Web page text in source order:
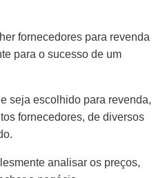
fornecedores para revenda
para o sucesso de um
seja escolhido para revenda,
fornecedores, de diversos
analisar os preços,